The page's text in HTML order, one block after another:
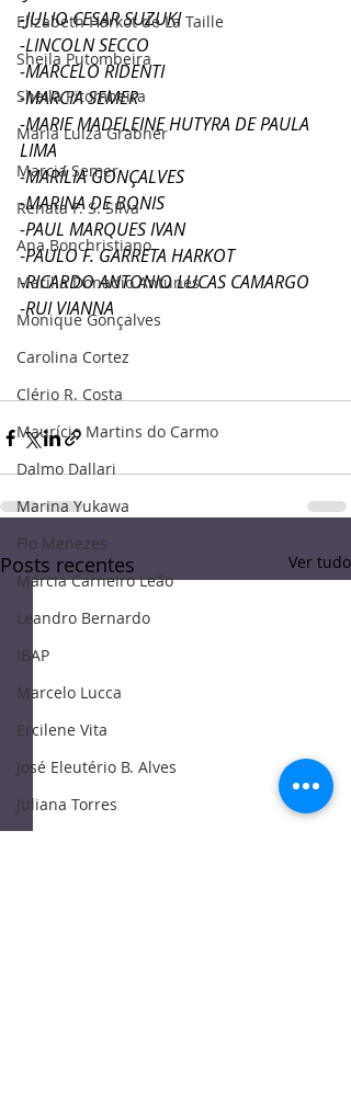
Elizabeth Harkot de La Taille
Sheila Putombeira
Sheila Pitombeira
Maria Luiza Grabner
Marcia Semer
Renata F. S. SIlva
Ana Bonchristiano
Marilia Donadio Antunes
Monique Gonçalves
Carolina Cortez
Clério R. Costa
Maurício Martins do Carmo
Dalmo Dallari
Marina Yukawa
Flo Menezes
Márcia Carneiro Leão
Leandro Bernardo
IBAP
Marcelo Lucca
Ercilene Vita
José Eleutério B. Alves
Juliana Torres
-JULIO CESAR SUZUKI
-LINCOLN SECCO
-MARCELO RIDENTI
-MARCIA SEMER
-MARIE MADELEINE HUTYRA DE PAULA
LIMA
-MARÍLIA GONÇALVES
-MARINA DE BONIS
-PAUL MARQUES IVAN
-PAULO F. GARRETA HARKOT
-RICARDO ANTONIO LUCAS CAMARGO
-RUI VIANNA
Posts recentes Ver tudo